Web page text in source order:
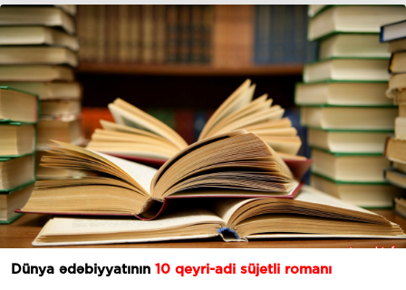
Dünya ədəbiyyatının 10 qeyri-adi süjetli romanı